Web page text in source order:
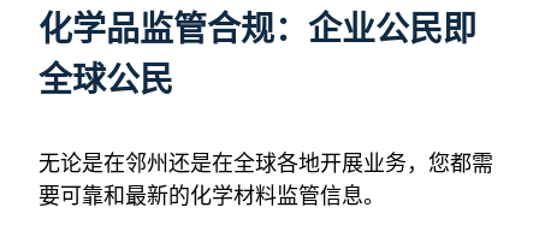
化学品监管合规：企业公民即
全球公民
无论是在邻州还是在全球各地开展业务，您都需
要可靠和最新的化学材料监管信息。